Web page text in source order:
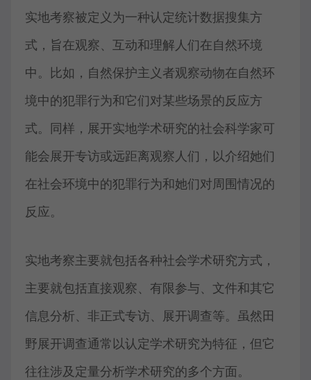
实地考察被定义为一种认定统计数据搜集方
式，旨在观察、互动和理解人们在自然环境
中。比如，自然保护主义者观察动物在自然环
境中的犯罪行为和它们对某些场景的反应方
式。同样，展开实地学术研究的社会科学家可
能会展开专访或远距离观察人们，以介绍她们
在社会环境中的犯罪行为和她们对周围情况的
反应。
实地考察主要就包括各种社会学术研究方式，
主要就包括直接观察、有限参与、文件和其它
信息分析、非正式专访、展开调查等。虽然田
野展开调查通常以认定学术研究为特征，但它
往往涉及定量分析学术研究的多个方面。